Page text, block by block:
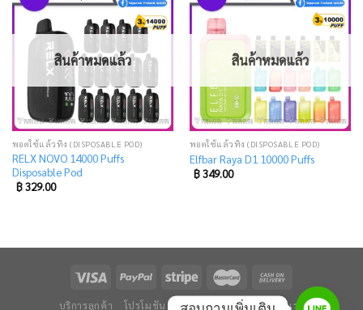
Add
to
wishlist
สินค้าหมดแล้ว
พอตใช้แล้วทิ้ง (DISPOSABLE POD)
RELX NOVO 14000 Puffs
Disposable Pod
฿329.00
Add
to
สินค้าหมดแล้ว
พอตใช้แล้วทิ้ง (DISPOSABLE POD)
Elfbar Raya D1 10000 Puffs
฿349.00
บริการลูกค้า โปรโมชัน ข่าวและบทความ ติดต่อเรา